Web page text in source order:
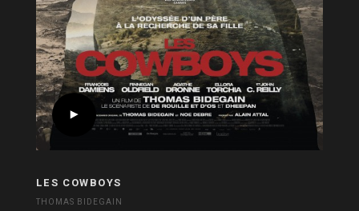
LES COWBOYS
THOMAS BIDEGAIN